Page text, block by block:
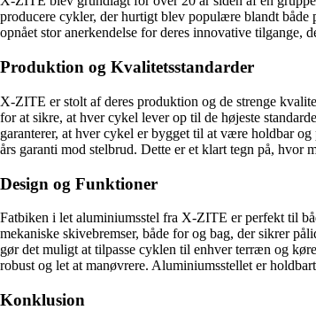
producere cykler, der hurtigt blev populære blandt
opnået stor anerkendelse for deres innovative tilgange,
Produktion og Kvalitetsstandarder
X-ZITE er stolt af deres produktion og de strenge
for at sikre, at hver cykel lever op til de højeste
garanterer, at hver cykel er bygget til at være holdbar
års garanti mod stelbrud. Dette er et klart tegn på, hvor
Design og Funktioner
Fatbiken i let aluminiumsstel fra X-ZITE er perfekt til
mekaniske skivebremser, både for og bag, der sikrer
gør det muligt at tilpasse cyklen til enhver terræn og
robust og let at manøvrere. Aluminiumsstellet er
Konklusion